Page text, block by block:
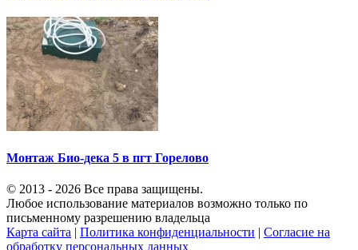
Монтаж Био-дека 5 в пгт Горелово
© 2013 - 2026 Все права защищены.
Любое использование материалов возможно только по
письменному разрешению владельца
Карта сайта | Политика конфиденциальности | Согласие на
обработку персональных данных